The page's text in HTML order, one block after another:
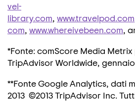
vel-
library.com, www.travelpod.com
com, www.whereivebeen.com,
*Fonte: comScore Media Metrix
TripAdvisor Worldwide, gennaio
**Fonte Google Analytics, dati
2013 ©2013 TripAdvisor Inc.